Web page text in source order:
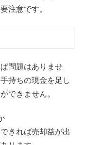
注意です。
問題はありませ
持ちの現金を足し
できません。
きれば売却益が出